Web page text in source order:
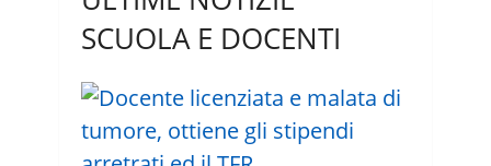
SCUOLA E DOCENTI